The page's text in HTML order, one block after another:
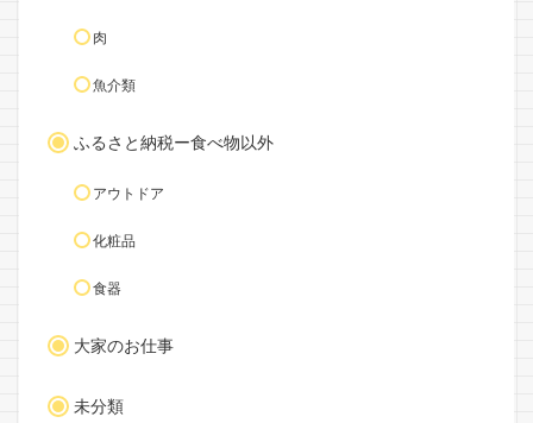
肉
魚介類
ふるさと納税ー食べ物以外
アウトドア
化粧品
食器
大家のお仕事
未分類